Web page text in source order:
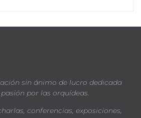
sin ánimo de lucro dedicada
por las orquídeas.
conferencias, exposiciones,